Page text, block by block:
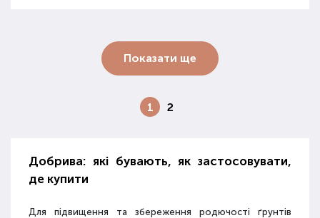
Показати ще
1 2
Добрива: які бувають, як застосовувати,
де купити
Для підвищення та збереження родючості ґрунтів